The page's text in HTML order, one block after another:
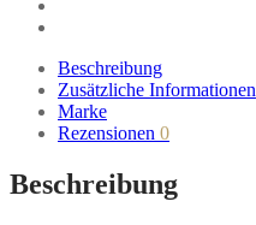
Beschreibung
Zusätzliche Informationen
Marke
Rezensionen 0
Beschreibung